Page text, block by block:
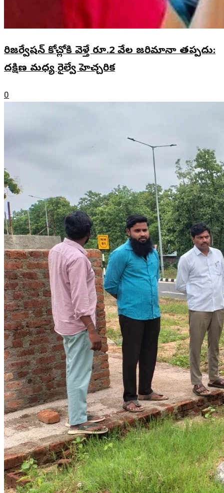
రిజర్వేషన్ కోచ్లోకి వెళ్తే రూ.2 వేల జరిమానా తప్పదు:
దక్షిణ మధ్య రైల్వే హెచ్చరిక
0